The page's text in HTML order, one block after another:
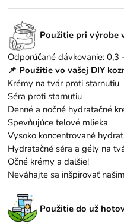
Použitie pri výrobe
Odporúčané dávkovanie: 0,3
📌 Použitie vo vašej DIY
Krémy na tvár proti starnutiu
Séra proti starnutiu
Denné a nočné hydratačné
Spevňujúce telové mlieka
Vysoko koncentrované
Hydratačné séra a gély na
Očné krémy a ďalšie!
Neváhajte sa inšpirovať
Použitie do už